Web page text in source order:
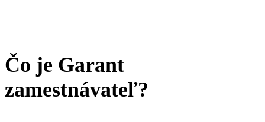
Čo je Garant
zamestnávateľ?